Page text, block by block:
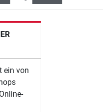
ein von